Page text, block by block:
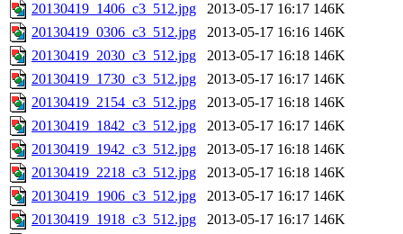
20130419_1406_c3_512.jpg
2013-05-17 16:17 146K
20130419_0306_c3_512.jpg
2013-05-17 16:16 146K
20130419_2030_c3_512.jpg
2013-05-17 16:18 146K
20130419_1730_c3_512.jpg
2013-05-17 16:17 146K
20130419_2154_c3_512.jpg
2013-05-17 16:18 146K
20130419_1842_c3_512.jpg
2013-05-17 16:17 146K
20130419_1942_c3_512.jpg
2013-05-17 16:18 146K
20130419_2218_c3_512.jpg
2013-05-17 16:18 146K
20130419_1906_c3_512.jpg
2013-05-17 16:17 146K
20130419_1918_c3_512.jpg
2013-05-17 16:17 146K